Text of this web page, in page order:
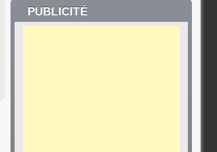
PUBLICITÉ